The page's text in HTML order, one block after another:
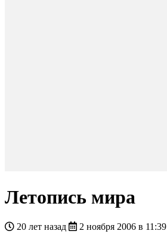
Летопись мира
20 лет назад 2 ноября 2006 в 11:39